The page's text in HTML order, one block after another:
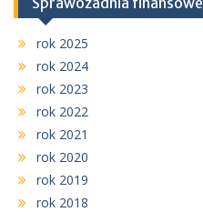
rok 2025
rok 2024
rok 2023
rok 2022
rok 2021
rok 2020
rok 2019
rok 2018